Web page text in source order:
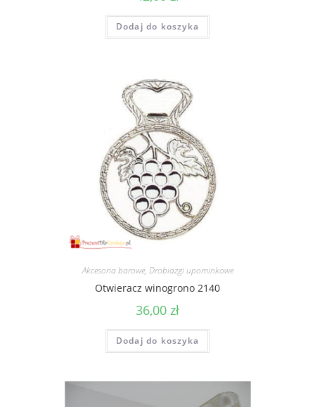
Dodaj do koszyka
Akcesoria barowe, Drobiazgi upominkowe
Otwieracz winogrono 2140
36,00 zł
Dodaj do koszyka